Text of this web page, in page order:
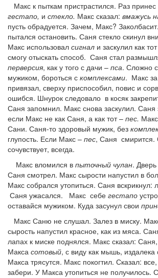
Макс к пыткам пристрастился. Раз принес
гестапо, и стекло. Макс сказал: вмажусь
пусть обрадуется. Зачем, Макс?
пытался остановить. Саня стекло скинул
Макс использовал сигнал и заскулил как
смогу отыскать способ. Саня стал
перверсия, как у того с дачи – пса. Сложно
мужиком, бороться с комплексами. Макс
привязал, сверху приспособил, повис и
ошибся. Шнурок следовало в косяк
Саня запомнил. Макс снова заскулил. Саня
если Макс не как Саня, а как тот – пес.
Сани. Саня-то здоровый мужик, без
глупость. Если Макс – пес, Саня смирится.
сочувствует, всегда.
Макс вломился в пыточный чулан.
Саня смотрел. Макс сырости напустил в
Макс собрался утопиться. Саня вскрикнул:
Саня ужасался. Макс себе гестапо
оставайся мужиком. Куда засунул свои
Макс Саню не слушал. Залез в миску.
сырость напустил красное, как из мяса.
лапах к миске поднялся. Макс сказал:
Макса сотовый, с виду как мышь, издалека
Макса трясутся. Макс покогтил. Сказал:
забери. У Макса утопиться не